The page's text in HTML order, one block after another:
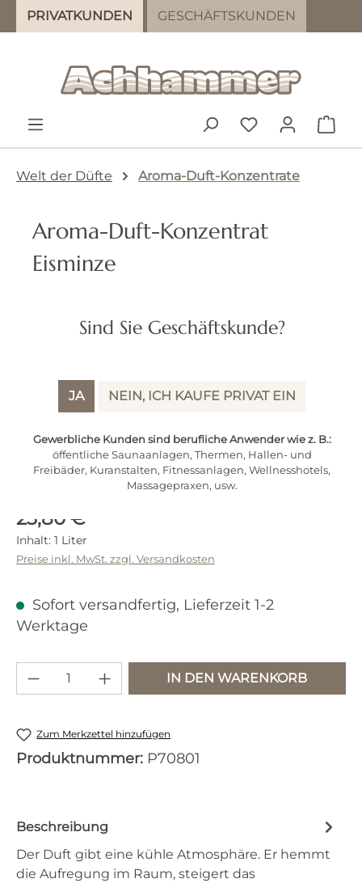
Zum Hauptinhalt springen
PRIVATKUNDEN GESCHÄFTSKUNDEN
Sind Sie Geschäftskunde?
JA NEIN, ICH KAUFE PRIVAT EIN
Gewerbliche Kunden sind berufliche Anwender wie z. B.:
öffentliche Saunaanlagen, Thermen, Hallen- und
Freibäder, Kuranstalten, Fitnessanlagen, Wellnesshotels,
Massagepraxen, usw.
DU HAST 0
Welt der Düfte Aroma-Duft-Konzentrate
Aroma-Duft-Konzentrat
Eisminze
Bildergalerie überspringen
23,80 €
Inhalt: 1 Liter
Preise inkl. MwSt. zzgl. Versandkosten
Sofort versandfertig, Lieferzeit 1-2
Werktage
Produkt Anzahl: Gib den
IN DEN WARENKORB
Zum Merkzettel hinzufügen
Produktnummer: P70801
Beschreibung
Der Duft gibt eine kühle Atmosphäre. Er hemmt
die Aufregung im Raum, steigert das